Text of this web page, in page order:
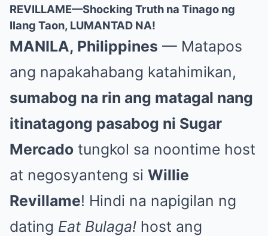
REVILLAME—Shocking Truth na Tinago ng
Ilang Taon, LUMANTAD NA!
MANILA, Philippines — Matapos
ang napakahabang katahimikan,
sumabog na rin ang matagal nang
itinatagong pasabog ni Sugar
Mercado tungkol sa noontime host
at negosyanteng si Willie
Revillame! Hindi na napigilan ng
dating Eat Bulaga! host ang